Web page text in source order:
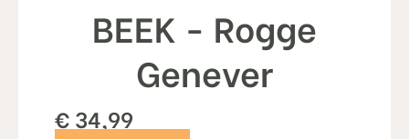
BEEK - Rogge
Genever
€ 34,99